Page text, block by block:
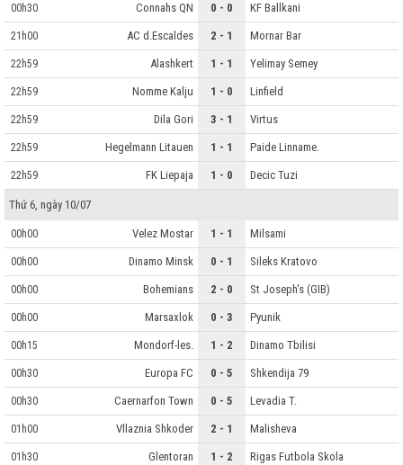
00h30 Connahs QN 0 - 0 KF Ballkani
21h00 AC d.Escaldes 2 - 1 Mornar Bar
22h59 Alashkert 1 - 1 Yelimay Semey
22h59 Nomme Kalju 1 - 0 Linfield
22h59 Dila Gori 3 - 1 Virtus
22h59 Hegelmann Litauen 1 - 1 Paide Linname.
22h59 FK Liepaja 1 - 0 Decic Tuzi
Thứ 6, ngày 10/07
00h00 Velez Mostar 1 - 1 Milsami
00h00 Dinamo Minsk 0 - 1 Sileks Kratovo
00h00 Bohemians 2 - 0 St Joseph's (GIB)
00h00 Marsaxlok 0 - 3 Pyunik
00h15 Mondorf-les. 1 - 2 Dinamo Tbilisi
00h30 Europa FC 0 - 5 Shkendija 79
00h30 Caernarfon Town 0 - 5 Levadia T.
01h00 Vllaznia Shkoder 2 - 1 Malisheva
01h30 Glentoran 1 - 2 Rigas Futbola Skola